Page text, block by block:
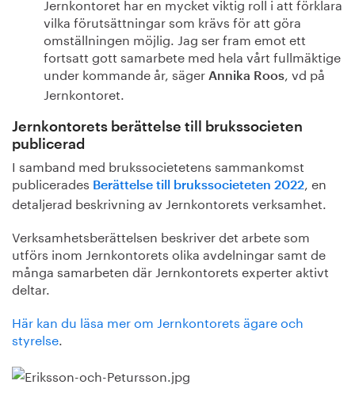
vilka förutsättningar som krävs för att göra
omställningen möjlig. Jag ser fram emot ett
fortsatt gott samarbete med hela vårt fullmäktige
under kommande år, säger Annika Roos, vd på
Jernkontoret.
Jernkontorets berättelse till brukssocieten
publicerad
I samband med brukssocietetens sammankomst
publicerades Berättelse till brukssocieteten 2022, en
detaljerad beskrivning av Jernkontorets verksamhet.
Verksamhetsberättelsen beskriver det arbete som
utförs inom Jernkontorets olika avdelningar samt de
många samarbeten där Jernkontorets experter aktivt
deltar.
Här kan du läsa mer om Jernkontorets ägare och
styrelse.